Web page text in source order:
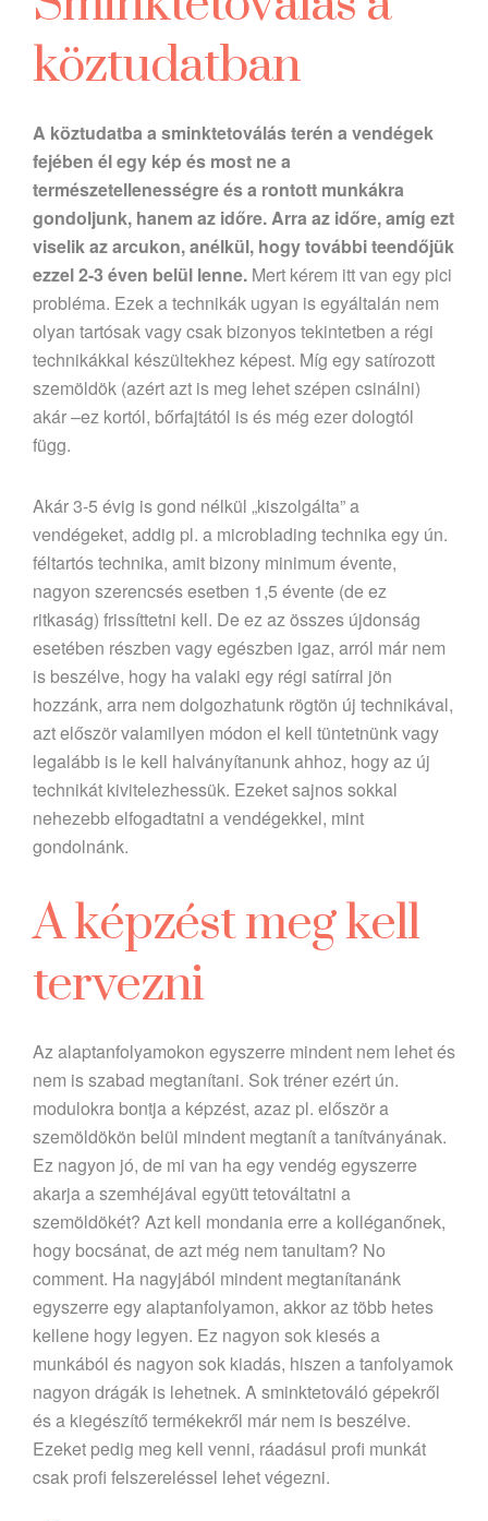
köztudatban
A köztudatba a sminktetoválás terén a vendégek
fejében él egy kép és most ne a
természetellenességre és a rontott munkákra
gondoljunk, hanem az időre. Arra az időre, amíg ezt
viselik az arcukon, anélkül, hogy további teendőjük
ezzel 2-3 éven belül lenne. Mert kérem itt van egy pici
probléma. Ezek a technikák ugyan is egyáltalán nem
olyan tartósak vagy csak bizonyos tekintetben a régi
technikákkal készültekhez képest. Míg egy satírozott
szemöldök (azért azt is meg lehet szépen csinálni)
akár –ez kortól, bőrfajtától is és még ezer dologtól
függ.
Akár 3-5 évig is gond nélkül „kiszolgálta” a
vendégeket, addig pl. a microblading technika egy ún.
féltartós technika, amit bizony minimum évente,
nagyon szerencsés esetben 1,5 évente (de ez
ritkaság) frissíttetni kell. De ez az összes újdonság
esetében részben vagy egészben igaz, arról már nem
is beszélve, hogy ha valaki egy régi satírral jön
hozzánk, arra nem dolgozhatunk rögtön új technikával,
azt először valamilyen módon el kell tüntetnünk vagy
legalább is le kell halványítanunk ahhoz, hogy az új
technikát kivitelezhessük. Ezeket sajnos sokkal
nehezebb elfogadtatni a vendégekkel, mint
gondolnánk.
A képzést meg kell
tervezni
Az alaptanfolyamokon egyszerre mindent nem lehet és
nem is szabad megtanítani. Sok tréner ezért ún.
modulokra bontja a képzést, azaz pl. először a
szemöldökön belül mindent megtanít a tanítványának.
Ez nagyon jó, de mi van ha egy vendég egyszerre
akarja a szemhéjával együtt tetováltatni a
szemöldökét? Azt kell mondania erre a kolléganőnek,
hogy bocsánat, de azt még nem tanultam? No
comment. Ha nagyjából mindent megtanítanánk
egyszerre egy alaptanfolyamon, akkor az több hetes
kellene hogy legyen. Ez nagyon sok kiesés a
munkából és nagyon sok kiadás, hiszen a tanfolyamok
nagyon drágák is lehetnek. A sminktetováló gépekről
és a kiegészítő termékekről már nem is beszélve.
Ezeket pedig meg kell venni, ráadásul profi munkát
csak profi felszereléssel lehet végezni.